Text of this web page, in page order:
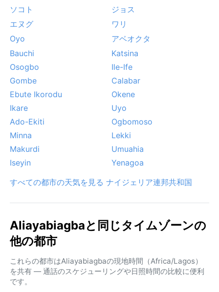
ソコト
ジョス
エヌグ
ワリ
Oyo
アベオクタ
Bauchi
Katsina
Osogbo
Ile-Ife
Gombe
Calabar
Ebute Ikorodu
Okene
Ikare
Uyo
Ado-Ekiti
Ogbomoso
Minna
Lekki
Makurdi
Umuahia
Iseyin
Yenagoa
すべての都市の天気を見る ナイジェリア連邦共和国
Aliayabiagbaと同じタイムゾーンの
他の都市
これらの都市はAliayabiagbaの現地時間（Africa/Lagos）
を共有 — 通話のスケジューリングや日照時間の比較に便利
です。